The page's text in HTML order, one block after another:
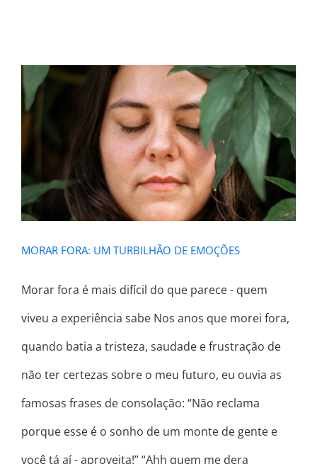
MORAR FORA: UM TURBILHÃO DE
EMOÇÕES
MORAR FORA: UM TURBILHÃO DE EMOÇÕES
Morar fora é mais difícil do que parece - quem
viveu a experiência sabe Nos anos que morei fora,
quando batia a tristeza, saudade e frustração de
não ter certezas sobre o meu futuro, eu ouvia as
famosas frases de consolação: “Não reclama
porque esse é o sonho de um monte de gente e
você tá aí - aproveita!” “Ahh quem me dera